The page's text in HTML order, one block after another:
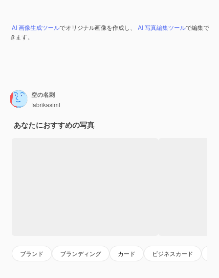
AI 画像生成ツールでオリジナル画像を作成し、 AI 写真編集ツールで編集で
きます。
空の名刺
fabrikasimf
あなたにおすすめの写真
ブランド ブランディング カード ビジネスカード